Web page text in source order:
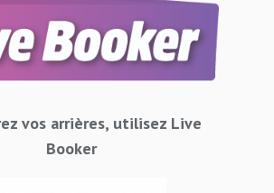
vos arrières, utilisez Live
Booker